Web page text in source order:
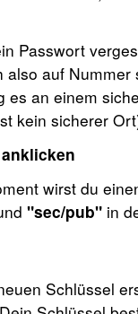
Passwort
auf
es an einem
kein sicherer
wirst du
"sec/pub" in
Schlüssel